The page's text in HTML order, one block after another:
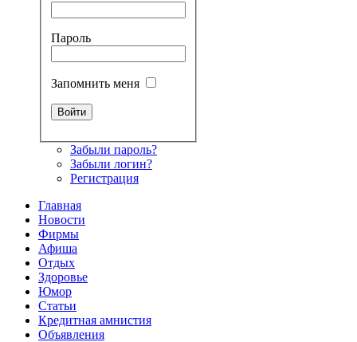
Пароль
Запомнить меня
Забыли пароль?
Забыли логин?
Регистрация
Главная
Новости
Фирмы
Афиша
Отдых
Здоровье
Юмор
Статьи
Кредитная амнистия
Объявления